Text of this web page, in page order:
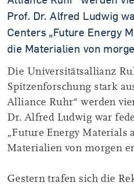
Prof. Dr. Alfred Ludwig
Centers „Future Energy
die Materialien von
Die Universitätsallianz
Spitzenforschung stark
Alliance Ruhr“ werden
Dr. Alfred Ludwig war
„Future Energy Materials
Materialien von morgen
Gestern trafen sich die